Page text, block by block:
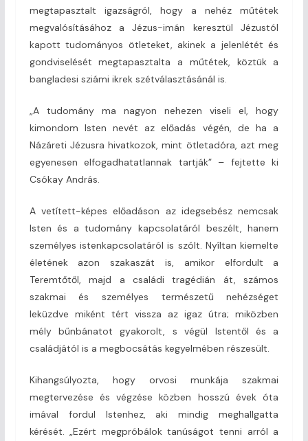
megtapasztalt igazságról, hogy a nehéz műtétek
megvalósításához a Jézus-imán keresztül Jézustól
kapott tudományos ötleteket, akinek a jelenlétét és
gondviselését megtapasztalta a műtétek, köztük a
bangladesi sziámi ikrek szétválasztásánál is.
„A tudomány ma nagyon nehezen viseli el, hogy
kimondom Isten nevét az előadás végén, de ha a
Názáreti Jézusra hivatkozok, mint ötletadóra, azt meg
egyenesen elfogadhatatlannak tartják” – fejtette ki
Csókay András.
A vetített-képes előadáson az idegsebész nemcsak
Isten és a tudomány kapcsolatáról beszélt, hanem
személyes istenkapcsolatáról is szólt. Nyíltan kiemelte
életének azon szakaszát is, amikor elfordult a
Teremtőtől, majd a családi tragédián át, számos
szakmai és személyes természetű nehézséget
leküzdve miként tért vissza az igaz útra; miközben
mély bűnbánatot gyakorolt, s végül Istentől és a
családjától is a megbocsátás kegyelmében részesült.
Kihangsúlyozta, hogy orvosi munkája szakmai
megtervezése és végzése közben hosszú évek óta
imával fordul Istenhez, aki mindig meghallgatta
kérését. „Ezért megpróbálok tanúságot tenni arról a